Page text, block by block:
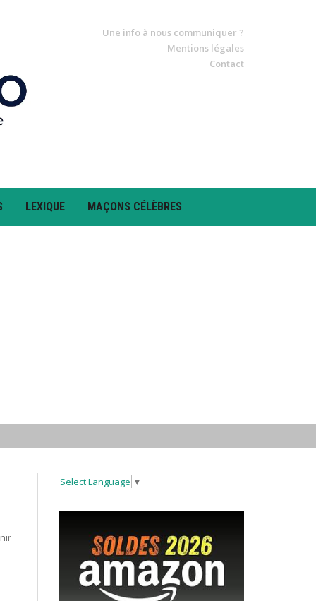
Une info à nous communiquer ?
Mentions légales
Contact
LEXIQUE MAÇONS CÉLÈBRES
Select Language ▼